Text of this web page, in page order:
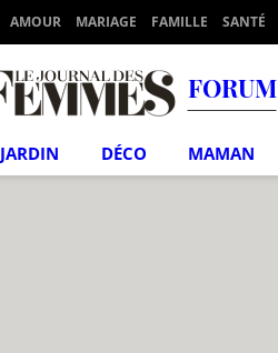
AMOUR MARIAGE FAMILLE SANTÉ
FORUM
JARDIN DÉCO MAMAN